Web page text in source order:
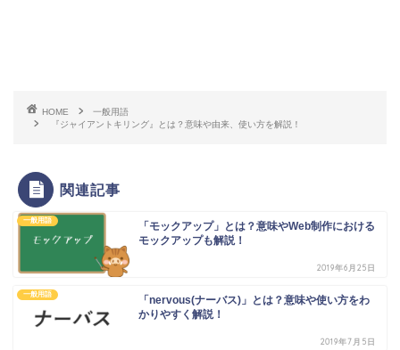
HOME
一般用語
『ジャイアントキリング』とは？意味や由来、使い方を解説！
関連記事
一般用語
「モックアップ」とは？意味やWeb制作における
モックアップも解説！
2019年6月25日
一般用語
「nervous(ナーバス)」とは？意味や使い方をわ
かりやすく解説！
2019年7月5日